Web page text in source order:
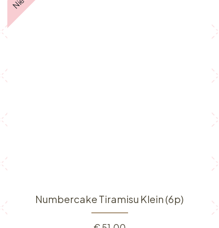
Numbercake Tiramisu Klein (6p)